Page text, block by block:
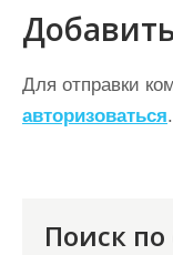
а
ц
и
я
Для отправки
авторизоваться.
Поиск по